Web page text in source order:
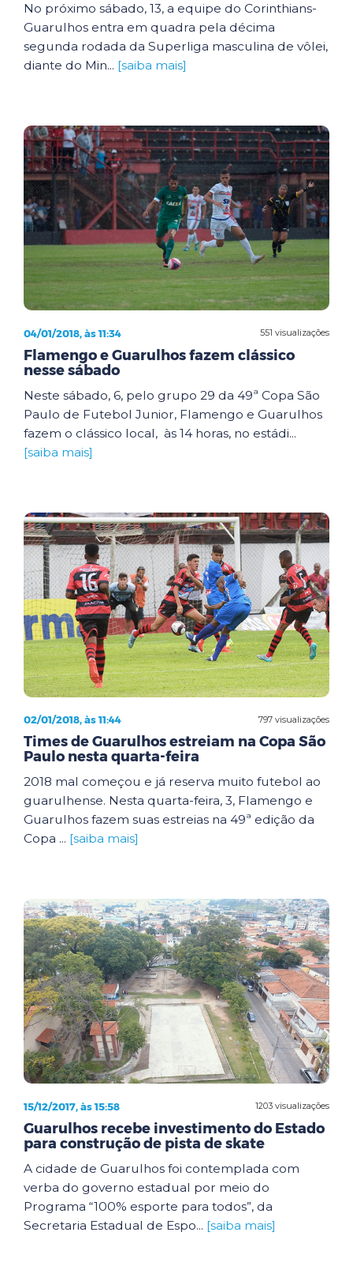
No próximo sábado, 13, a equipe do Corinthians-
Guarulhos entra em quadra pela décima
segunda rodada da Superliga masculina de vôlei,
diante do Min... [saiba mais]
551 visualizações
04/01/2018, às 11:34
Flamengo e Guarulhos fazem clássico
nesse sábado
Neste sábado, 6, pelo grupo 29 da 49ª Copa São
Paulo de Futebol Junior, Flamengo e Guarulhos
fazem o clássico local, às 14 horas, no estádi...
[saiba mais]
797 visualizações
02/01/2018, às 11:44
Times de Guarulhos estreiam na Copa São
Paulo nesta quarta-feira
2018 mal começou e já reserva muito futebol ao
guarulhense. Nesta quarta-feira, 3, Flamengo e
Guarulhos fazem suas estreias na 49ª edição da
Copa ... [saiba mais]
1203 visualizações
15/12/2017, às 15:58
Guarulhos recebe investimento do Estado
para construção de pista de skate
A cidade de Guarulhos foi contemplada com
verba do governo estadual por meio do
Programa “100% esporte para todos”, da
Secretaria Estadual de Espo... [saiba mais]